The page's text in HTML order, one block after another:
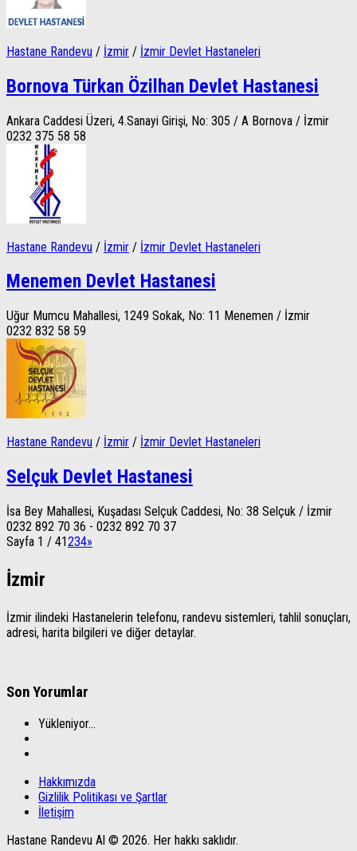
Hastane Randevu / İzmir / İzmir Devlet Hastaneleri
Bornova Türkan Özilhan Devlet Hastanesi
Ankara Caddesi Üzeri, 4.Sanayi Girişi, No: 305 / A Bornova / İzmir
0232 375 58 58
Hastane Randevu / İzmir / İzmir Devlet Hastaneleri
Menemen Devlet Hastanesi
Uğur Mumcu Mahallesi, 1249 Sokak, No: 11 Menemen / İzmir
0232 832 58 59
Hastane Randevu / İzmir / İzmir Devlet Hastaneleri
Selçuk Devlet Hastanesi
İsa Bey Mahallesi, Kuşadası Selçuk Caddesi, No: 38 Selçuk / İzmir
0232 892 70 36 - 0232 892 70 37
Sayfa 1 / 41234»
İzmir
İzmir ilindeki Hastanelerin telefonu, randevu sistemleri, tahlil sonuçları,
adresi, harita bilgileri ve diğer detaylar.
Son Yorumlar
Yükleniyor...
Hakkımızda
Gizlilik Politikası ve Şartlar
İletişim
Hastane Randevu Al © 2026. Her hakkı saklıdır.